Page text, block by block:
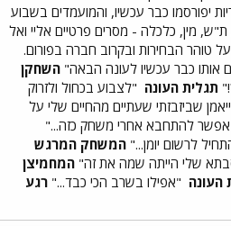
יפורסמו כבר עכשיו, והמועמדים בשבוע
מין, כלכלה - מסרים פרטיים אליי ואל
טוהר הבחירות ובקרוב חברה בפורום.
אותו כבר עכשיו לעונה הבאה" השחקן
תגלית העונה "לצבוע בכחול ולזרוק
שביזבזתי שעתיים מהחיים שלי על
להתחבא אחרי משחק כזה..."
לרשום יומן..." המשחק המרגש
שלי הייתה שמה את זה" המחמיצן
העונה "אפילו בשרב הכי כבד..." רגע